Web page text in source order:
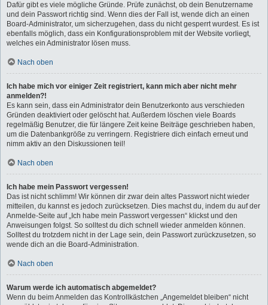
Dafür gibt es viele mögliche Gründe. Prüfe zunächst, ob dein Benutzername
und dein Passwort richtig sind. Wenn dies der Fall ist, wende dich an einen
Board-Administrator, um sicherzugehen, dass du nicht gesperrt wurdest. Es ist
ebenfalls möglich, dass ein Konfigurationsproblem mit der Website vorliegt,
welches ein Administrator lösen muss.
Nach oben
Ich habe mich vor einiger Zeit registriert, kann mich aber nicht mehr
anmelden?!
Es kann sein, dass ein Administrator dein Benutzerkonto aus verschieden
Gründen deaktiviert oder gelöscht hat. Außerdem löschen viele Boards
regelmäßig Benutzer, die für längere Zeit keine Beiträge geschrieben haben,
um die Datenbankgröße zu verringern. Registriere dich einfach erneut und
nimm aktiv an den Diskussionen teil!
Nach oben
Ich habe mein Passwort vergessen!
Das ist nicht schlimm! Wir können dir zwar dein altes Passwort nicht wieder
mitteilen, du kannst es jedoch zurücksetzen. Dies machst du, indem du auf der
Anmelde-Seite auf „Ich habe mein Passwort vergessen“ klickst und den
Anweisungen folgst. So solltest du dich schnell wieder anmelden können.
Solltest du trotzdem nicht in der Lage sein, dein Passwort zurückzusetzen, so
wende dich an die Board-Administration.
Nach oben
Warum werde ich automatisch abgemeldet?
Wenn du beim Anmelden das Kontrollkästchen „Angemeldet bleiben“ nicht